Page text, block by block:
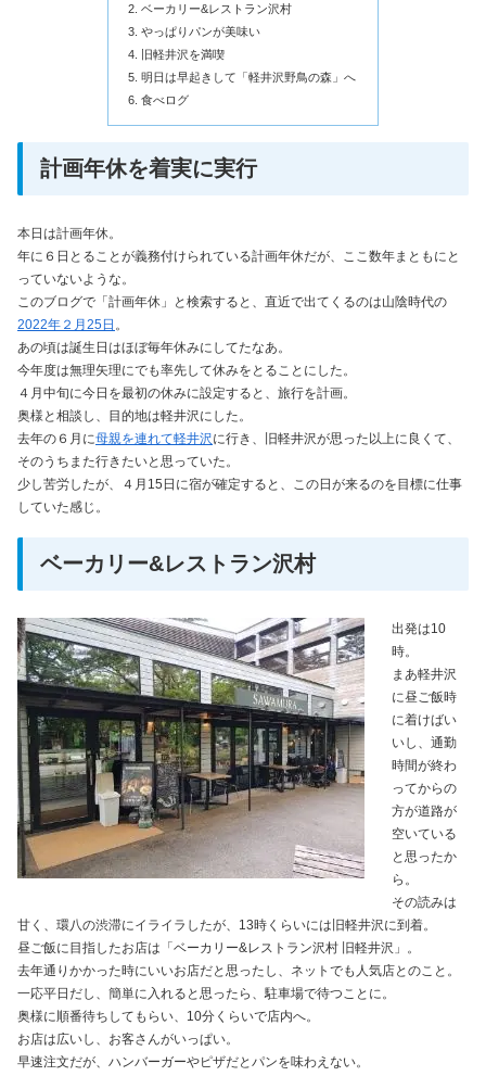
ベーカリー&レストラン沢村
やっぱりパンが美味い
旧軽井沢を満喫
明日は早起きして「軽井沢野鳥の森」へ
食べログ
計画年休を着実に実行
本日は計画年休。
年に６日とることが義務付けられている計画年休だが、ここ数年まともにと
っていないような。
このブログで「計画年休」と検索すると、直近で出てくるのは山陰時代の
2022年２月25日 。
あの頃は誕生日はほぼ毎年休みにしてたなあ。
今年度は無理矢理にでも率先して休みをとることにした。
４月中旬に今日を最初の休みに設定すると、旅行を計画。
奥様と相談し、目的地は軽井沢にした。
去年の６月に母親を連れて軽井沢に行き、旧軽井沢が思った以上に良くて、
そのうちまた行きたいと思っていた。
少し苦労したが、４月15日に宿が確定すると、この日が来るのを目標に仕事
していた感じ。
ベーカリー&レストラン沢村
出発は10
時。
まあ軽井沢
に昼ご飯時
に着けばい
いし、通勤
時間が終わ
ってからの
方が道路が
空いている
と思ったか
ら。
その読みは
甘く、環八の渋滞にイライラしたが、13時くらいには旧軽井沢に到着。
昼ご飯に目指したお店は「ベーカリー&レストラン沢村 旧軽井沢」。
去年通りかかった時にいいお店だと思ったし、ネットでも人気店とのこと。
一応平日だし、簡単に入れると思ったら、駐車場で待つことに。
奥様に順番待ちしてもらい、10分くらいで店内へ。
お店は広いし、お客さんがいっぱい。
早速注文だが、ハンバーガーやピザだとパンを味わえない。